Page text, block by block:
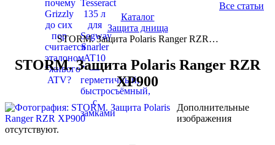
Все статьи
Каталог
Защита днища
STORM. Защита Polaris Ranger RZR…
STORM. Защита Polaris Ranger RZR
XP900
Дополнительные
изображения
отсутствуют.